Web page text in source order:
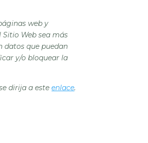
web y
Web sea más
datos que puedan
y/o bloquear la
dirija a esteenlace.